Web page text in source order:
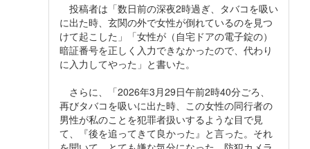
投稿者は「数日前の深夜2時過ぎ、タバコを吸い
に出た時、玄関の外で女性が倒れているのを見つ
けて起こした」「女性が（自宅ドアの電子錠の）
暗証番号を正しく入力できなかったので、代わり
に入力してやった」と書いた。
さらに、「2026年3月29日午前2時40分ごろ、
再びタバコを吸いに出た時、この女性の同行者の
男性が私のことを犯罪者扱いするような目で見
て、『後を追ってきて良かった』と言った。それ